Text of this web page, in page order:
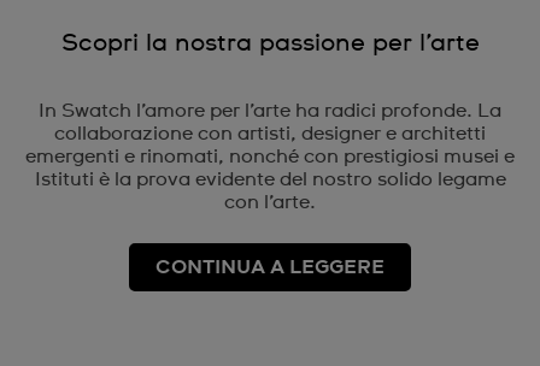
Scopri la nostra passione per l’arte
In Swatch l’amore per l’arte ha radici profonde. La
collaborazione con artisti, designer e architetti
emergenti e rinomati, nonché con prestigiosi musei e
Istituti è la prova evidente del nostro solido legame
con l’arte.
CONTINUA A LEGGERE